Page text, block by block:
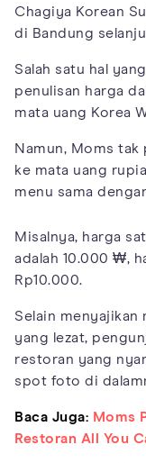
Chagiya Korean
di Bandung
Salah satu hal
penulisan harga
mata uang Korea
Namun, Moms
ke mata uang
menu sama
Misalnya, harga
adalah 10.000 ₩,
Rp10.000.
Selain menyajikan
yang lezat,
restoran yang
spot foto di
Baca Juga: Moms
Restoran All You